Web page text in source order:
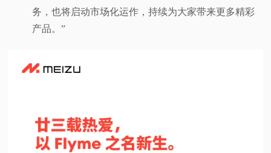
务，也将启动市场化运作，持续为大家带来更多精彩
产品。”